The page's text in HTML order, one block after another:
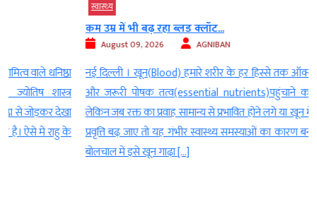
कम उम्र में भी बढ़ रहा ब्लड क्लॉट...
August 09, 2026 AGNIBAN
नई दिल्ली । खून(Blood) हमारे शरीर के हर हिस्से तक ऑक्सीजन(oxygen)
और जरूरी पोषक तत्व(essential nutrients)पहुंचाने का काम करता है
लेकिन जब रक्त का प्रवाह सामान्य से प्रभावित होने लगे या खून में थक्का बनने की
प्रवृत्ति बढ़ जाए तो यह गंभीर स्वास्थ्य समस्याओं का कारण बन सकता है। आम
बोलचाल में इसे खून गाढ़ा […]